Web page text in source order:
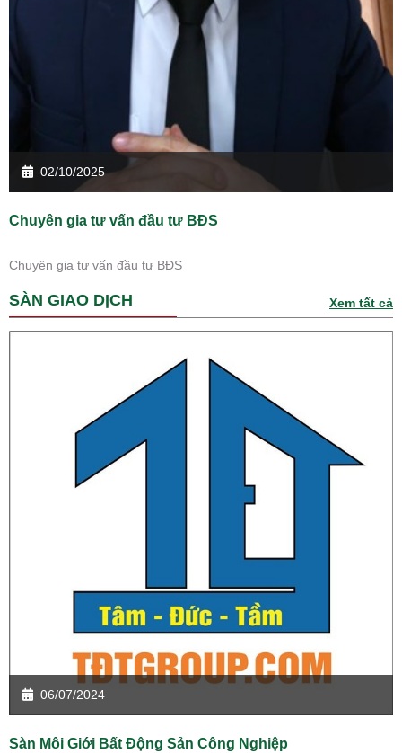
02/10/2025
Chuyên gia tư vấn đầu tư BĐS
Chuyên gia tư vấn đầu tư BĐS
SÀN GIAO DỊCH Xem tất cả
06/07/2024
Sàn Môi Giới Bất Động Sản Công Nghiệp